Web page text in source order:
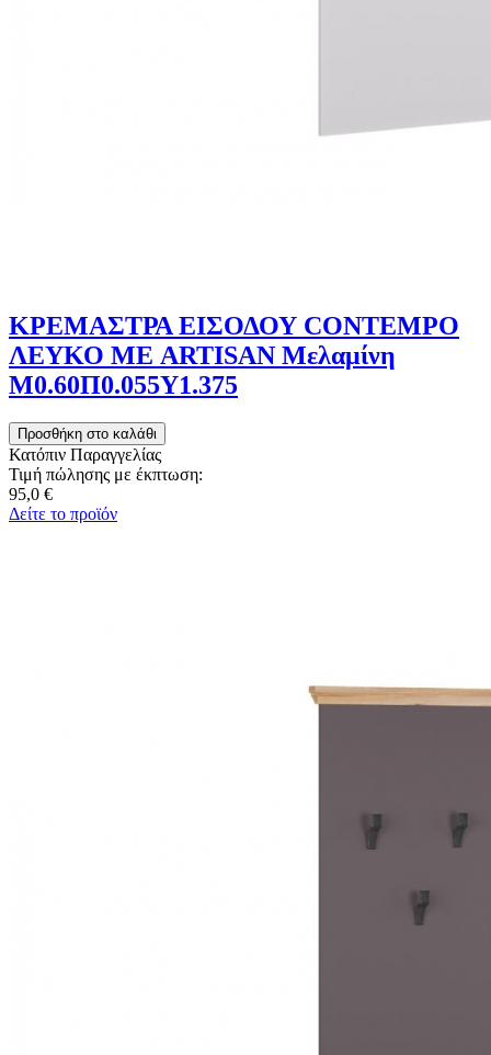
ΚΡΕΜΑΣΤΡΑ ΕΙΣΟΔΟΥ CONTEMPO
ΛΕΥΚΟ ΜΕ ARTISAN Μελαμίνη
Μ0.60Π0.055Υ1.375
Κατόπιν Παραγγελίας
Τιμή πώλησης με έκπτωση:
95,0 €
Δείτε το προϊόν